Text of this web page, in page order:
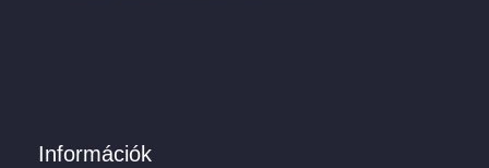
Információk